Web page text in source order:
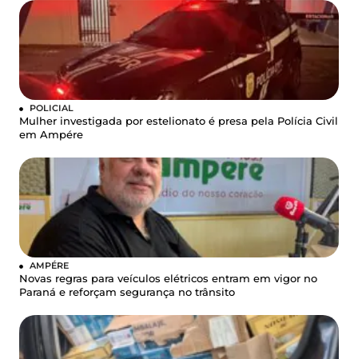
POLICIAL
Mulher investigada por estelionato é presa pela Polícia Civil
em Ampére
AMPÉRE
Novas regras para veículos elétricos entram em vigor no
Paraná e reforçam segurança no trânsito